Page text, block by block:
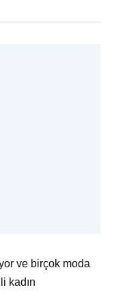
ve birçok moda
kadın